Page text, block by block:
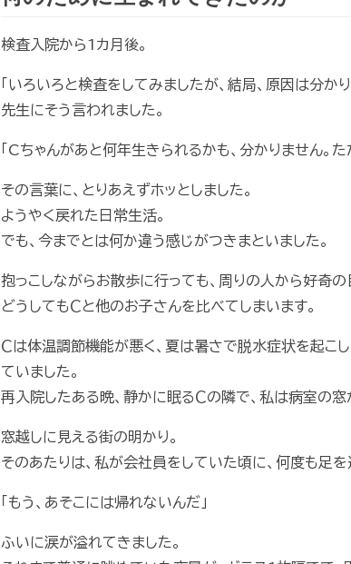
検査入院から1カ月後。
「いろいろと検査をしてみましたが、結局、原因は分か
先生にそう言われました。
「Cちゃんがあと何年生きられるかも、分かりません。
その言葉に、とりあえずホッとしました。
ようやく戻れた日常生活。
でも、今までとは何か違う感じがつきまといました。
抱っこしながらお散歩に行っても、周りの人から好奇
どうしてもＣと他のお子さんを比べてしまいます。
Ｃは体温調節機能が悪く、夏は暑さで脱水症状を起こ
ていました。
再入院したある晩、静かに眠るＣの隣で、私は病室の
窓越しに見える街の明かり。
そのあたりは、私が会社員をしていた頃に、何度も足を
「もう、あそこには帰れないんだ」
ふいに涙が溢れてきました。